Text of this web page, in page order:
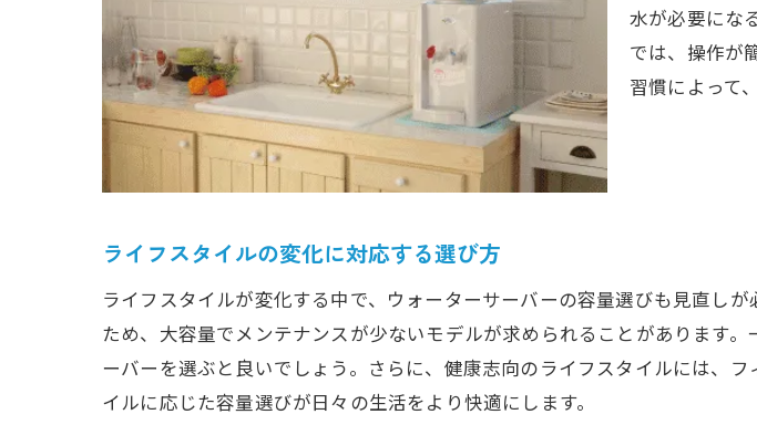
頻繁な使用が求める容量
使用頻度を考慮したコ
日常的な使用がすすめ
ウォーターサーバーの容
設置スペースを考慮したウ
インテリアに溶け込む容
スペースを有効活用する
ウォーターサーバーの
大容量のウォーターサーバー
水が必要にな
では、操作が
習慣によって
ライフスタイルの変化に対応する選び方
ライフスタイルが変化する中で、ウォーターサーバーの容量選びも見直し
ため、大容量でメンテナンスが少ないモデルが求められることがあります
ーバーを選ぶと良いでしょう。さらに、健康志向のライフスタイルには、
イルに応じた容量選びが日々の生活をより快適にします。